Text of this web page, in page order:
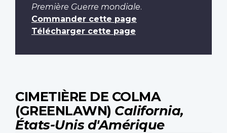
Première Guerre mondiale.
Commander cette page
Télécharger cette page
CIMETIÈRE DE COLMA
(GREENLAWN) California,
États-Unis d'Amérique